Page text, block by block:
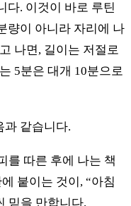
다. 이것이 바로 루틴
량이 아니라 자리에 나
나면, 길이는 저절로
5분은 대개 10분으로
과 같습니다.
를 따른 후에 나는 책
붙이는 것이, “아침
믿을 만합니다.